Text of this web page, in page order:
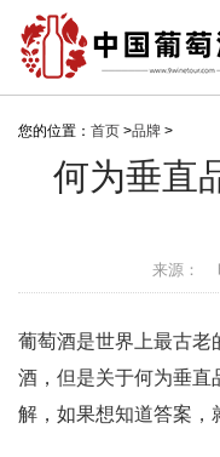
您的位置： 首页 >品牌 >
何为垂直
来源：
葡萄酒是世界上最古老
酒，但是关于何为垂直
解，如果想知道答案，